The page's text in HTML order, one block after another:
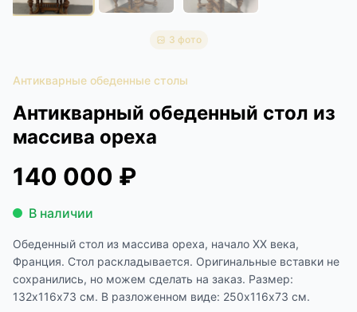
3 фото
Антикварные обеденные столы
Антикварный обеденный стол из
массива ореха
140 000 ₽
В наличии
Обеденный стол из массива ореха, начало ХХ века,
Франция. Стол раскладывается. Оригинальные вставки не
сохранились, но можем сделать на заказ. Размер:
132х116х73 см. В разложенном виде: 250х116х73 см.